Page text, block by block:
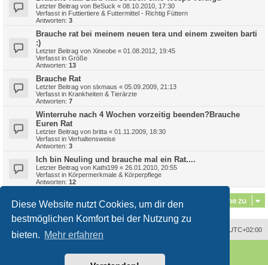
Diese Website nutzt Cookies, um dir den
bestmöglichen Komfort bei der Nutzung zu
bieten. Mehr erfahren
Letzter Beitrag von BeSuck « 08.10.2010, 17:30
Verfasst in Futtiertiere & Futtermittel - Richtig Füttern
Antworten: 3
Brauche rat bei meinem neuen tera und einem zweiten barti
:)
Letzter Beitrag von Xineobe « 01.08.2012, 19:45
Verfasst in Größe
Antworten: 13
Brauche Rat
Letzter Beitrag von slxmaus « 05.09.2009, 21:13
Verfasst in Krankheiten & Tierärzte
Antworten: 7
Winterruhe nach 4 Wochen vorzeitig beenden?Brauche
Euren Rat
Letzter Beitrag von britta « 01.11.2009, 18:30
Verfasst in Verhaltensweise
Antworten: 3
Ich bin Neuling und brauche mal ein Rat....
Letzter Beitrag von Kathi199 « 26.01.2010, 20:55
Verfasst in Körpermerkmale & Körperpflege
Antworten: 12
Gehe zu
UTC+02:00
Deutsche Übersetzung durch